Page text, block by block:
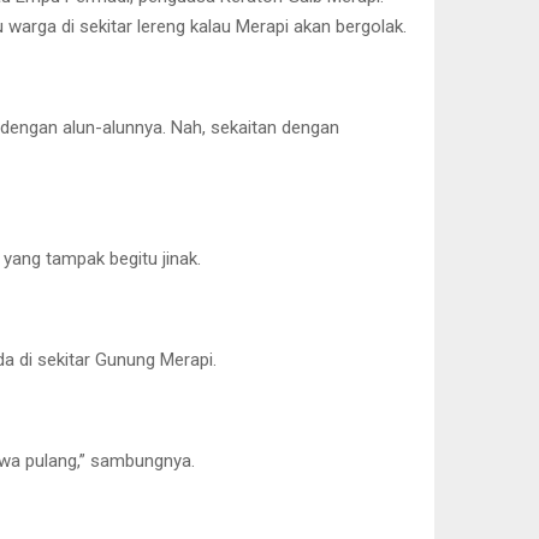
di sekitar lereng kalau Merapi akan bergolak.
alun-alunnya. Nah, sekaitan dengan
tampak begitu jinak.
di sekitar Gunung Merapi.
pulang,” sambungnya.